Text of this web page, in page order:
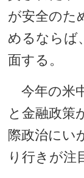
が安全のた
めるならば
面する。
今年の米
と金融政策
際政治にい
り行きが注